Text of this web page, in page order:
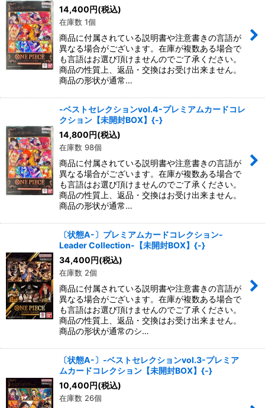
14,400円(税込)
在庫数 1個
商品に付属されている説明書や注意書きの言語が
異なる場合がございます。在庫が複数ある場合で
も言語はお選び頂けませんのでご了承ください。
商品の性質上、返品・交換はお受け出来ません。
商品の形状が通常…
-ベストセレクションvol.4-プレミアムカードコレ
クション【未開封BOX】{-}
14,800円(税込)
在庫数 98個
商品に付属されている説明書や注意書きの言語が
異なる場合がございます。在庫が複数ある場合で
も言語はお選び頂けませんのでご了承ください。
商品の性質上、返品・交換はお受け出来ません。
商品の形状が通常…
〔状態A-〕プレミアムカードコレクション-
Leader Collection-【未開封BOX】{-}
34,400円(税込)
在庫数 2個
商品に付属されている説明書や注意書きの言語が
異なる場合がございます。在庫が複数ある場合で
も言語はお選び頂けませんのでご了承ください。
商品の性質上、返品・交換はお受け出来ません。
商品の形状が通常のシ…
〔状態A-〕-ベストセレクションvol.3-プレミア
ムカードコレクション【未開封BOX】{-}
10,400円(税込)
在庫数 26個